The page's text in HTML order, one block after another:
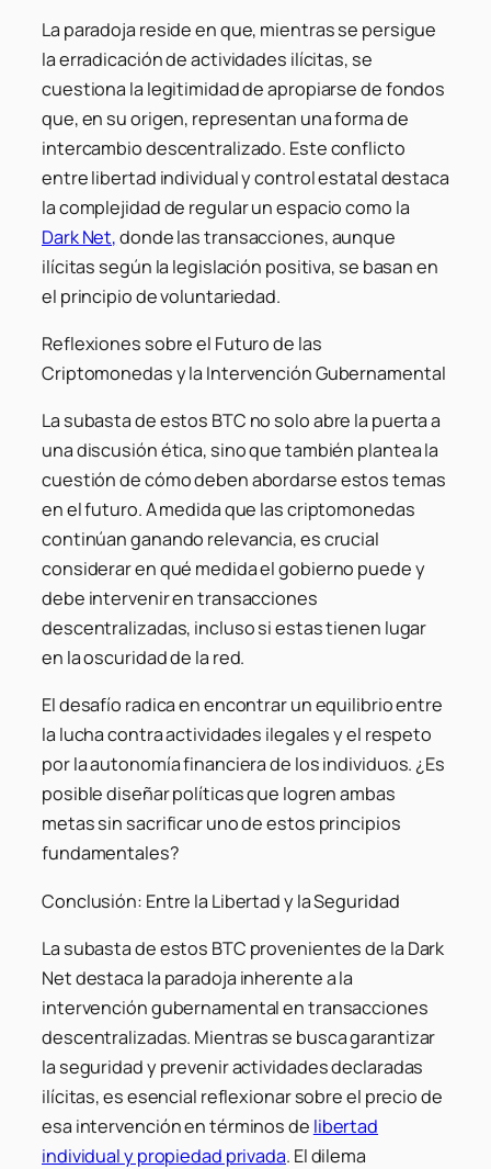
La paradoja reside en que, mientras se persigue
la erradicación de actividades ilícitas, se
cuestiona la legitimidad de apropiarse de fondos
que, en su origen, representan una forma de
intercambio descentralizado. Este conflicto
entre libertad individual y control estatal destaca
la complejidad de regular un espacio como la
Dark Net,donde las transacciones, aunque
ilícitas según la legislación positiva, se basan en
el principio de voluntariedad.
Reflexiones sobre el Futuro de las
Criptomonedas y la Intervención Gubernamental
La subasta de estos BTC no solo abre la puerta a
una discusión ética, sino que también plantea la
cuestión de cómo deben abordarse estos temas
en el futuro. A medida que las criptomonedas
continúan ganando relevancia, es crucial
considerar en qué medida el gobierno puede y
debe intervenir en transacciones
descentralizadas, incluso si estas tienen lugar
en la oscuridad de la red.
El desafío radica en encontrar un equilibrio entre
la lucha contra actividades ilegales y el respeto
por la autonomía financiera de los individuos. ¿Es
posible diseñar políticas que logren ambas
metas sin sacrificar uno de estos principios
fundamentales?
Conclusión: Entre la Libertad y la Seguridad
La subasta de estos BTC provenientes de la Dark
Net destaca la paradoja inherente a la
intervención gubernamental en transacciones
descentralizadas. Mientras se busca garantizar
la seguridad y prevenir actividades declaradas
ilícitas, es esencial reflexionar sobre el precio de
esa intervención en términos de libertad
individual y propiedad privada. El dilema